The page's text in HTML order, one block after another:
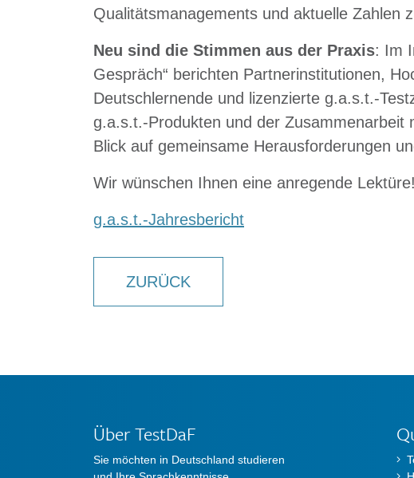
Qualitätsmanagements und aktuelle Zahlen
Neu sind die Stimmen aus der Praxis: Im
Gespräch“ berichten Partnerinstitutionen,
Deutschlernende und lizenzierte g.a.s.t.-
g.a.s.t.-Produkten und der
Blick auf gemeinsame Herausforderungen
Wir wünschen Ihnen eine anregende Lektüre!
g.a.s.t.-Jahresbericht
ZURÜCK
Über TestDaF
Sie möchten in Deutschland studieren